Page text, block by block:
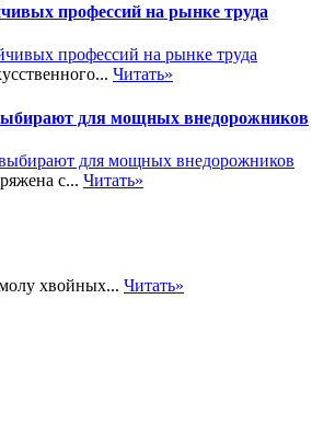
профессий на рынке труда
Читать»
для мощных внедорожников
с... Читать»
хвойных... Читать»